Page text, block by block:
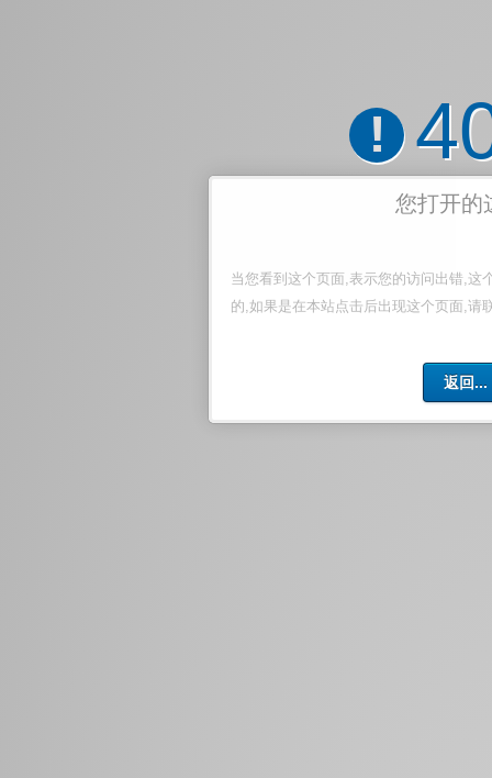
!
您打开的
当您看到这个页面,表示您的访问出错,这
的,如果是在本站点击后出现这个页面,请
返回...